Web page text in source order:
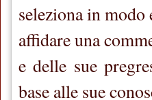
seleziona in
affidare una
e delle sue
base alle sue